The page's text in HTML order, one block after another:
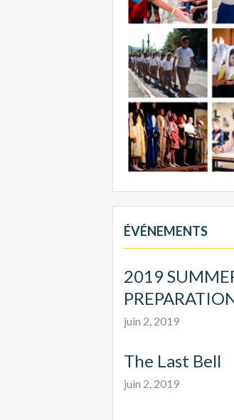
ÉVÉNEMENTS
2019
juin 2, 2019
The Last Bell
juin 2, 2019